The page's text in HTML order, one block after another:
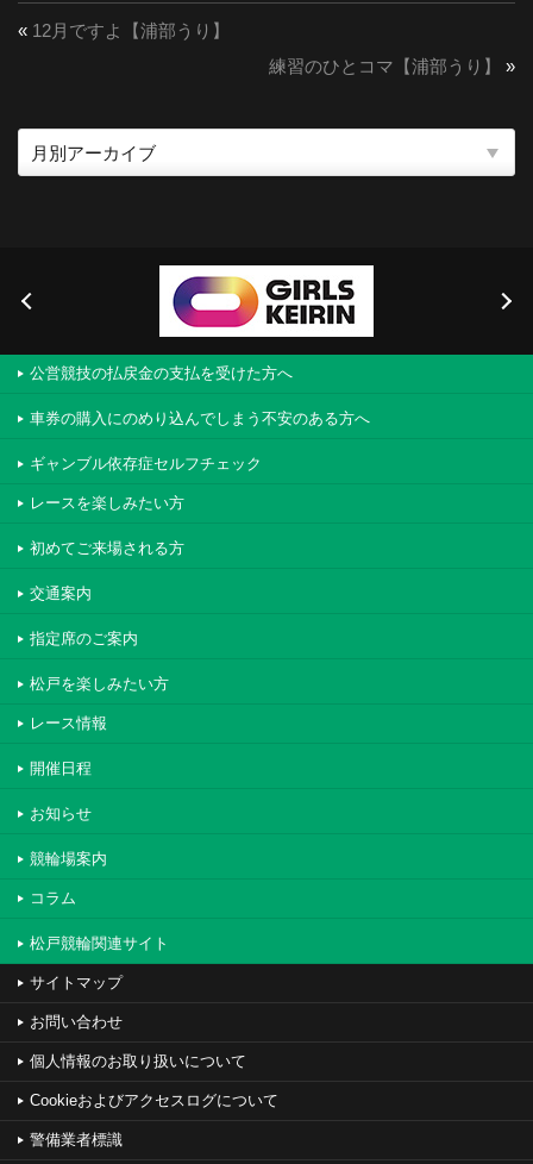
« 12月ですよ【浦部うり】
練習のひとコマ【浦部うり】
»
公営競技の払戻金の支払を受けた方へ
車券の購入にのめり込んでしまう不安のある方へ
ギャンブル依存症セルフチェック
レースを楽しみたい方
初めてご来場される方
交通案内
指定席のご案内
松戸を楽しみたい方
レース情報
開催日程
お知らせ
競輪場案内
コラム
松戸競輪関連サイト
サイトマップ
お問い合わせ
個人情報のお取り扱いについて
Cookieおよびアクセスログについて
警備業者標識